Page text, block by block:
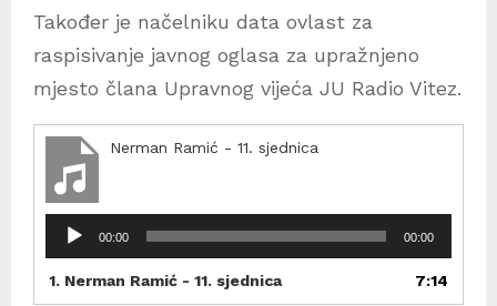
Također je načelniku data ovlast za
raspisivanje javnog oglasa za upražnjeno
mjesto člana Upravnog vijeća JU Radio Vitez.
Nerman Ramić - 11. sjednica
00:00 00:00
1. Nerman Ramić - 11. sjednica 7:14